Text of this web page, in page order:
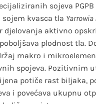
sojeva
kvasca tla
djelovanja aktivno
plodnost tla.
makro i
spojeva. Pozitivnim
potiče rast biljaka,
i povećava ukupnu